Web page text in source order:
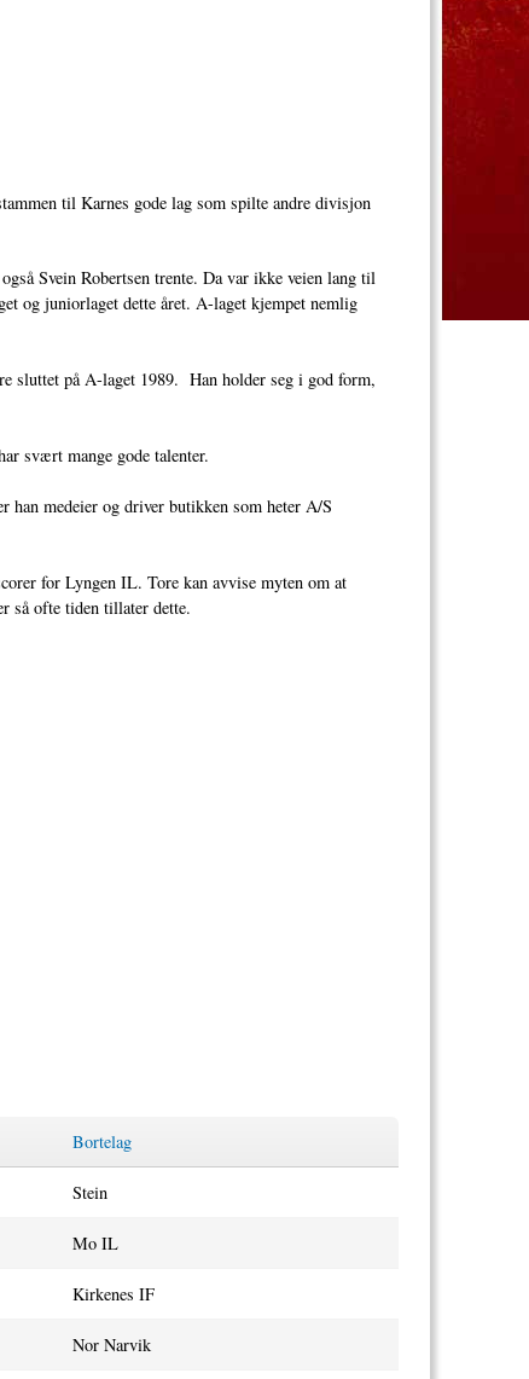
til Karnes gode lag som spilte andre divisjon
Svein Robertsen trente. Da var ikke veien lang til
og juniorlaget dette året. A-laget kjempet nemlig
sluttet på A-laget 1989. Han holder seg i god form,
svært mange gode talenter.
medeier og driver butikken som heter A/S
for Lyngen IL. Tore kan avvise myten om at
så ofte tiden tillater dette.
Bortelag
Stein
Mo IL
Kirkenes IF
Nor Narvik